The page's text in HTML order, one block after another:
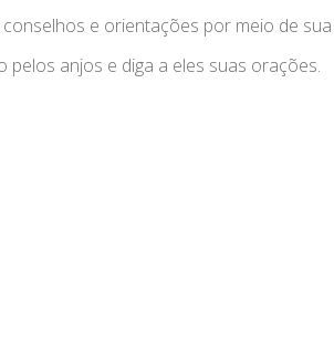
e orientações por meio de sua
anjos e diga a eles suas orações.